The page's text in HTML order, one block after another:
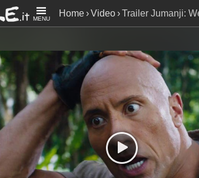
MENU
Home Video Trailer Jumanji: